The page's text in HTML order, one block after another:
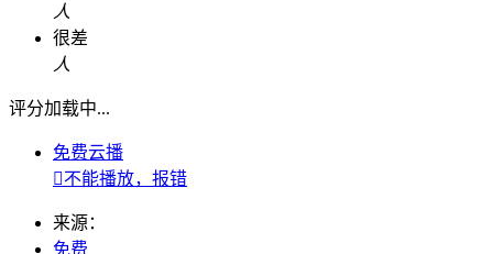
人
很差
人
评分加载中...
免费云播
不能播放，报错
来源：
免费